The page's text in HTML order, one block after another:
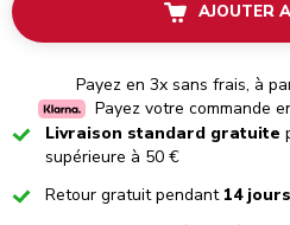
AJOUTER
Payez en 3x sans frais, à
Payez votre commande
CheckedLivraison standard gratuite
supérieure à 50 €
CheckedRetour gratuit pendant 14 jours